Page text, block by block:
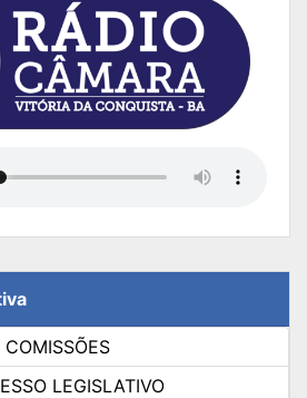
COMISSÕES
LEGISLATIVO